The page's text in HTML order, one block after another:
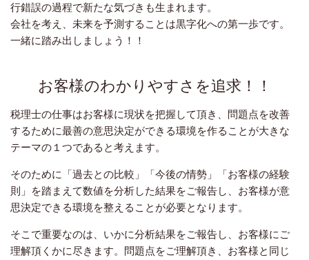
行錯誤の過程で新たな気づきも生まれます。
会社を考え、未来を予測することは黒字化への第一歩です。
一緒に踏み出しましょう！！
お客様のわかりやすさを追求！！
税理士の仕事はお客様に現状を把握して頂き、問題点を改善
するために最善の意思決定ができる環境を作ることが大きな
テーマの１つであると考えます。
そのために「過去との比較」「今後の情勢」「お客様の経験
則」を踏まえて数値を分析した結果をご報告し、お客様が意
思決定できる環境を整えることが必要となります。
そこで重要なのは、いかに分析結果をご報告し、お客様にご
理解頂くかに尽きます。問題点をご理解頂き、お客様と同じ